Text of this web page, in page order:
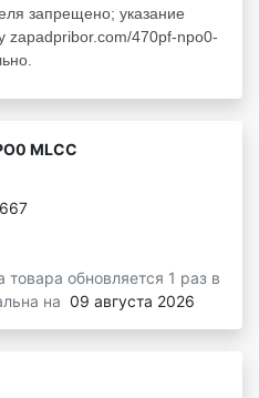
запрещено; указание
zapadpribor.com/470pf-npo0-
MLCC
667
товара обновляется 1 раз в
на 09 августа 2026